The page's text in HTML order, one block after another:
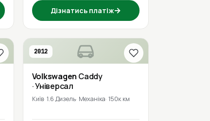
Дізнатись платіж→
2012
Volkswagen Caddy
· Універсал
Київ 1.6 Дизель Механіка 150к км